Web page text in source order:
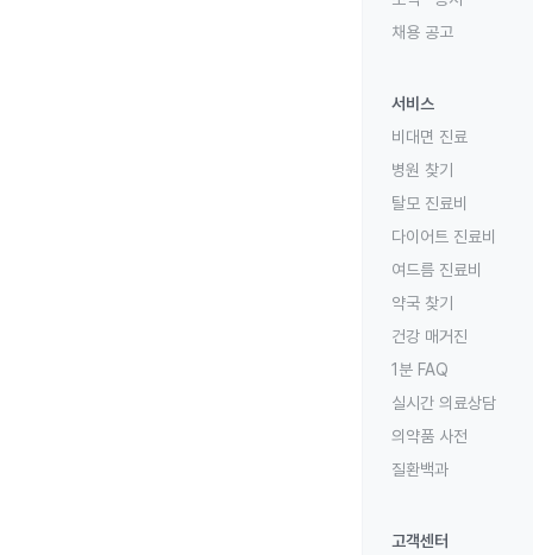
채용 공고
서비스
비대면 진료
병원 찾기
탈모 진료비
다이어트 진료비
여드름 진료비
약국 찾기
건강 매거진
1분 FAQ
실시간 의료상담
의약품 사전
질환백과
고객센터